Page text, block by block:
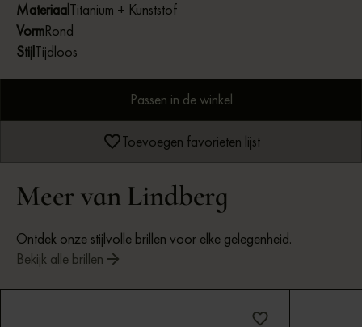
MateriaalTitanium + Kunststof
VormRond
StijlTijdloos
Passen in de winkel
Toevoegen favorieten lijst
Meer van Lindberg
Ontdek onze stijlvolle brillen voor elke gelegenheid.
Bekijk alle brillen